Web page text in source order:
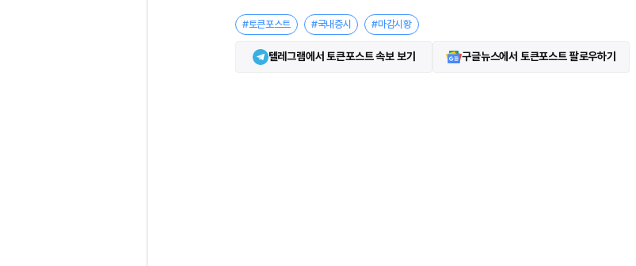
#토큰포스트 #국내증시 #마감시황
텔레그램에서 토큰포스트 속보 보기 구글뉴스에서 토큰포스트 팔로우하기